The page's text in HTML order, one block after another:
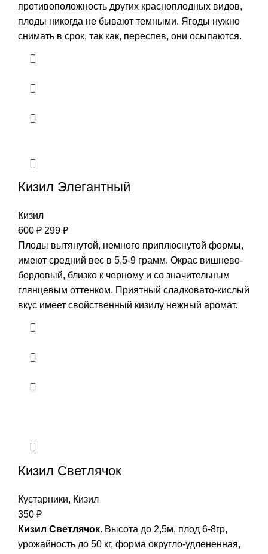
противоположность других красноплодных видов,
плоды никогда не бывают темными. Ягоды нужно
снимать в срок, так как, переспев, они осыпаются.
Кизил Элегантный
Кизил
600₽ 299 ₽
Плоды вытянутой, немного приплюснутой формы,
имеют средний вес в 5,5-9 грамм. Окрас вишнево-
бордовый, близко к черному и со значительным
глянцевым оттенком. Приятный сладковато-кислый
вкус имеет свойственный кизилу нежный аромат.
Кизил Светлячок
Кустарники, Кизил
350 ₽
Кизил Светлячок. Высота до 2,5м, плод 6-8гр,
урожайность до 50 кг, форма округло-удлененная,